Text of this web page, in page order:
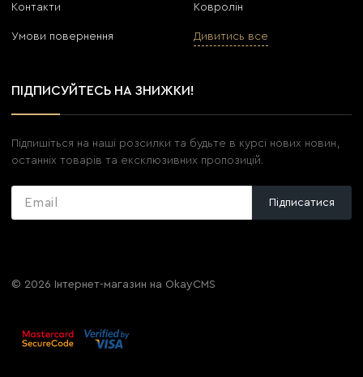
Контакти
Умови повернення
Ковролін
Дивитись все
ПІДПИСУЙТЕСЬ НА ЗНИЖКИ!
Підпишіться на наші розсилки та будьте в курсі нових новин,
останніх товарів та ексклюзивних пропозицій.
Підписатися
© 2026 Інтернет-магазин на OkayCMS